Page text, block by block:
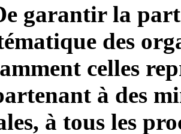
garantir la
des
celles
à des
à tous les